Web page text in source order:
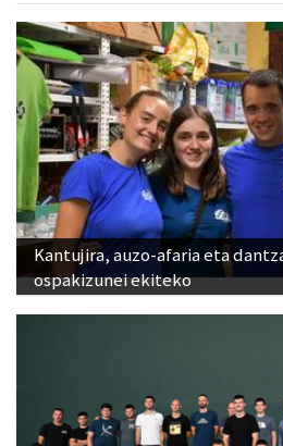
Kantujira, auzo-afaria eta
ospakizunei ekiteko